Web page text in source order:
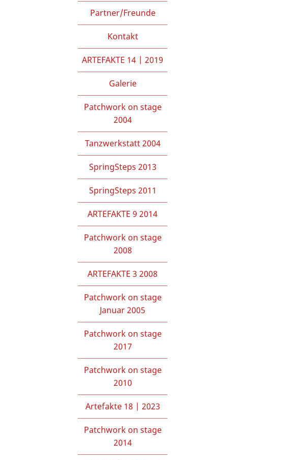
Partner/Freunde
Kontakt
ARTEFAKTE 14 | 2019
Galerie
Patchwork on stage
2004
Tanzwerkstatt 2004
SpringSteps 2013
SpringSteps 2011
ARTEFAKTE 9 2014
Patchwork on stage
2008
ARTEFAKTE 3 2008
Patchwork on stage
Januar 2005
Patchwork on stage
2017
Patchwork on stage
2010
Artefakte 18 | 2023
Patchwork on stage
2014